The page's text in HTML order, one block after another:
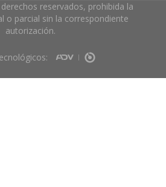
reservados, prohibida la
o parcial sin la correspondiente
autorización.